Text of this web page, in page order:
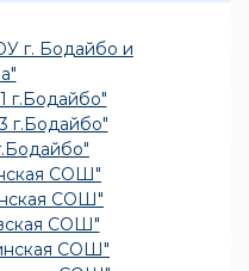
г. Бодайбо и
СОШ"
СОШ"
СОШ"
СОШ"